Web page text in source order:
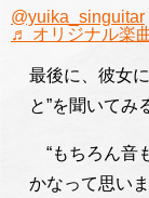
@yuika_singuitar
♬ オリジナル楽
最後に、彼女
と”を聞いてみ
“もちろん音
かなって思い